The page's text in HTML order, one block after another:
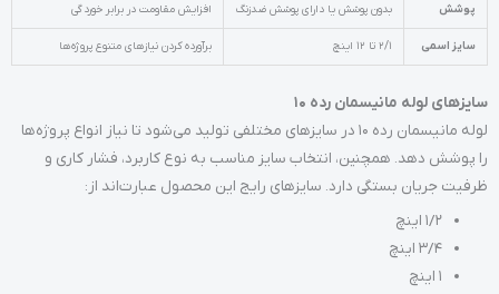
پوشش بدون پوشش یا دارای پوشش ضدزنگ افزایش مقاومت در برابر خوردگی
سایز اسمی 2/1 تا 12 اینچ برآورده کردن نیازهای متنوع پروژه‌ها
سایزهای لوله مانیسمان رده 10
لوله مانیسمان رده 10 در سایزهای مختلفی تولید می‌شود تا نیاز انواع پروژه‌ها
را پوشش دهد. همچنین، انتخاب سایز مناسب به نوع کاربرد، فشار کاری و
ظرفیت جریان بستگی دارد. سایزهای رایج این محصول عبارت‌اند از:
1/2 اینچ
3/4 اینچ
1 اینچ